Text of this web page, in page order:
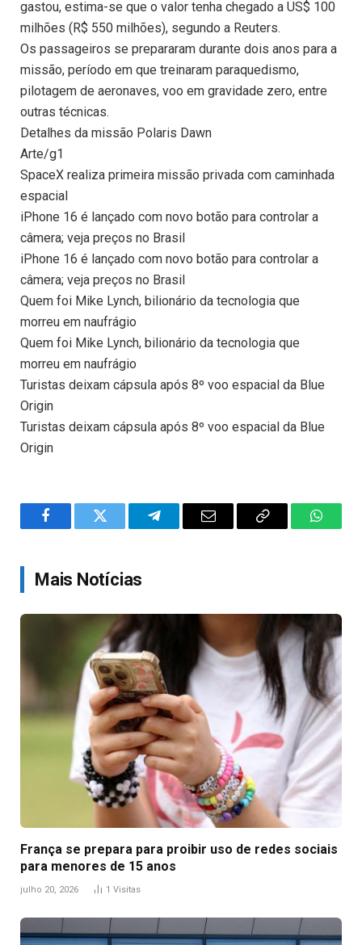
gastou, estima-se que o valor tenha chegado a US$ 100
milhões (R$ 550 milhões), segundo a Reuters.
Os passageiros se prepararam durante dois anos para a
missão, período em que treinaram paraquedismo,
pilotagem de aeronaves, voo em gravidade zero, entre
outras técnicas.
Detalhes da missão Polaris Dawn
Arte/g1
SpaceX realiza primeira missão privada com caminhada
espacial
iPhone 16 é lançado com novo botão para controlar a
câmera; veja preços no Brasil
iPhone 16 é lançado com novo botão para controlar a
câmera; veja preços no Brasil
Quem foi Mike Lynch, bilionário da tecnologia que
morreu em naufrágio
Quem foi Mike Lynch, bilionário da tecnologia que
morreu em naufrágio
Turistas deixam cápsula após 8º voo espacial da Blue
Origin
Turistas deixam cápsula após 8º voo espacial da Blue
Origin
FacebookTwitter TelegramEmail
Copy
Mais Notícias
França se prepara para proibir uso de redes sociais
para menores de 15 anos
julho 20, 2026 1 Visitas